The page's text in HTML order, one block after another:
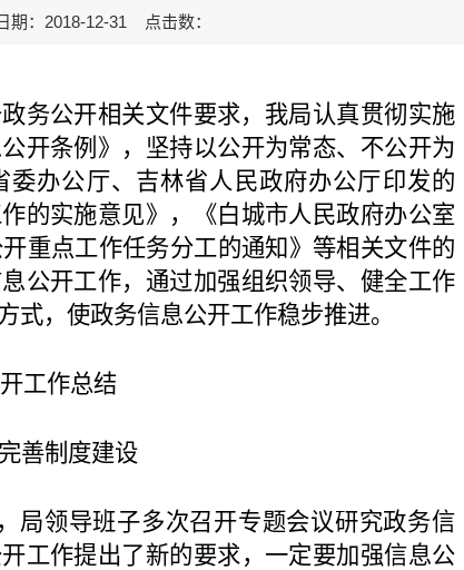
期：2018-12-31 点击数：
务公开相关文件要求，我局认真贯彻实施
开条例》，坚持以公开为常态、不公开为
办公厅、吉林省人民政府办公厅印发的
的实施意见》，《白城市人民政府办公室
重点工作任务分工的通知》等相关文件的
公开工作，通过加强组织领导、健全工作
式，使政务信息公开工作稳步推进。
工作总结
善制度建设
局领导班子多次召开专题会议研究政务信
工作提出了新的要求，一定要加强信息公